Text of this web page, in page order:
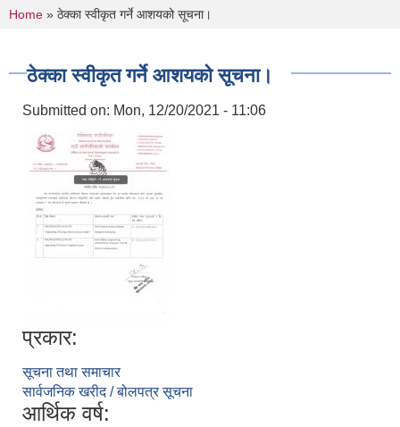
You are here
Home » ठेक्का स्वीकृत गर्ने आशयको सूचना।
ठेक्का स्वीकृत गर्ने आशयको सूचना।
Submitted on: Mon, 12/20/2021 - 11:06
प्रकार:
सूचना तथा समाचार
सार्वजनिक खरीद / बोलपत्र सूचना
आर्थिक वर्ष: